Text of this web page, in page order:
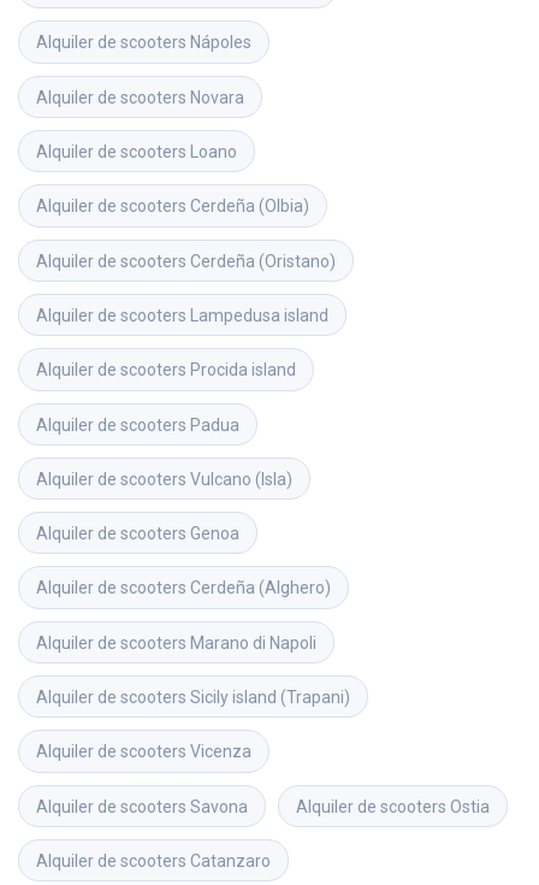
Alquiler de scooters Nápoles
Alquiler de scooters Novara
Alquiler de scooters Loano
Alquiler de scooters Cerdeña (Olbia)
Alquiler de scooters Cerdeña (Oristano)
Alquiler de scooters Lampedusa island
Alquiler de scooters Procida island
Alquiler de scooters Padua
Alquiler de scooters Vulcano (Isla)
Alquiler de scooters Genoa
Alquiler de scooters Cerdeña (Alghero)
Alquiler de scooters Marano di Napoli
Alquiler de scooters Sicily island (Trapani)
Alquiler de scooters Vicenza
Alquiler de scooters Savona Alquiler de scooters Ostia
Alquiler de scooters Catanzaro